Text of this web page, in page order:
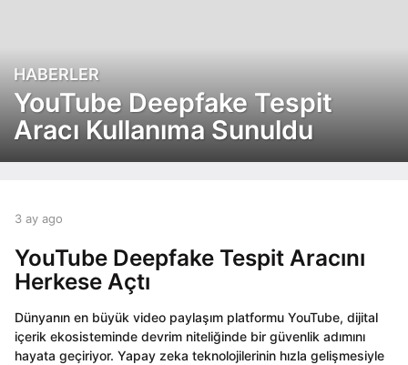
3
a
a
y
a
g
o
HABERLER
YouTube Deepfake Tespit
Aracı Kullanıma Sunuldu
b
a
d
m
n
3 ay ago
y
a
g
YouTube Deepfake Tespit Aracını
Herkese Açtı
Dünyanın en büyük video paylaşım platformu YouTube, dijital
içerik ekosisteminde devrim niteliğinde bir güvenlik adımını
hayata geçiriyor. Yapay zeka teknolojilerinin hızla gelişmesiyle